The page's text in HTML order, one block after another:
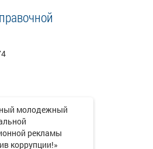
молодежный
рекламы
коррупции!»